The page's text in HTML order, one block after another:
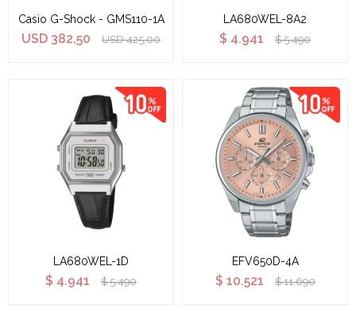
Casio G-Shock - GMS110-1A
USD 382,50 USD 425,00
LA680WEL-8A2
$ 4.941 $ 5.490
LA680WEL-1D
$ 4.941 $ 5.490
EFV650D-4A
$ 10.521 $ 11.690